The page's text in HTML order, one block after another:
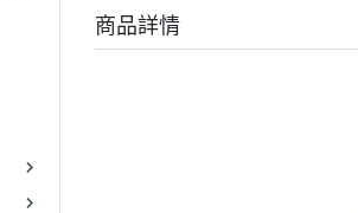
商品詳情